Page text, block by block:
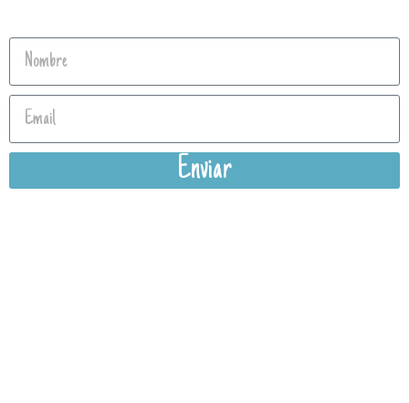
Enviar